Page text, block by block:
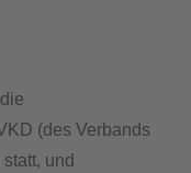
(des Verbands
und